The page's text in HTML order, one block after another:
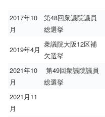
2017年10
月
第48回衆議院議員
総選挙
2019年4月
衆議院大阪12区補
欠選挙
2021年10
月
第49回衆議院議員
総選挙
2021月11
月